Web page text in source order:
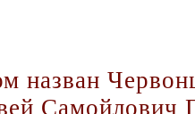
назван
Самойлович